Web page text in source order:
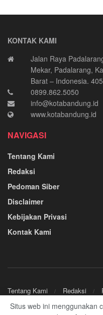
KONTAK KAMI
Jalan Raya
Mekar, Padalarang,
Barat – Indonesia.
0899.862.5050
info@kotabandung.id
www.kotabandung.id
NAVIGASI
Tentang Kami
Redaksi
Pedoman Siber
Disclaimer
Kebijakan Privasi
Kontak Kami
Tentang Kami Redaksi
Situs web ini menggunakan